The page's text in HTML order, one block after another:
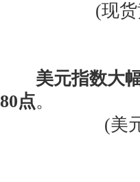
(现
美元指数大
80点。
(美